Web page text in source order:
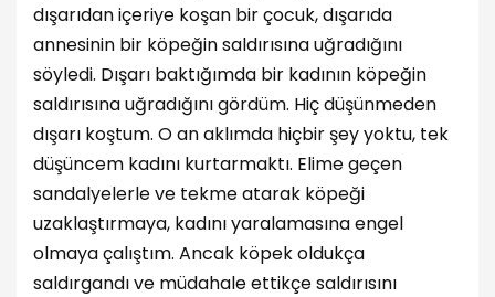
dışarıdan içeriye koşan bir çocuk, dışarıda
annesinin bir köpeğin saldırısına uğradığını
söyledi. Dışarı baktığımda bir kadının köpeğin
saldırısına uğradığını gördüm. Hiç düşünmeden
dışarı koştum. O an aklımda hiçbir şey yoktu, tek
düşüncem kadını kurtarmaktı. Elime geçen
sandalyelerle ve tekme atarak köpeği
uzaklaştırmaya, kadını yaralamasına engel
olmaya çalıştım. Ancak köpek oldukça
saldırgandı ve müdahale ettikçe saldırısını